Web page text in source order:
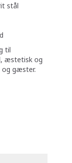
stål
til
æstetisk og
og gæster.